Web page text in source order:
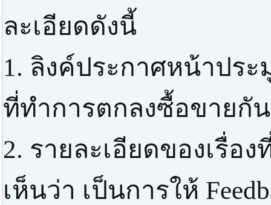
ละเอียดดังนี้
1. ลิงค์ประกาศหน้าปร
ที่ทำการตกลงซื้อขายกัน
2. รายละเอียดของเรื่อ
เห็นว่า เป็นการให้